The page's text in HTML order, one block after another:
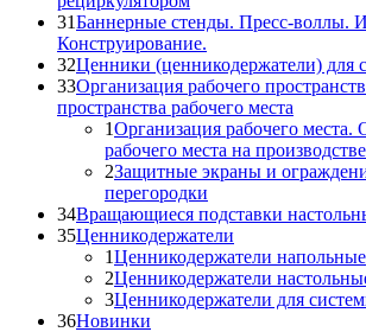
31Баннерные стенды. Пресс-воллы.
Конструирование.
32Ценники (ценникодержатели) для
33Организация рабочего
пространства рабочего места
1Организация рабочего места.
рабочего места на
2Защитные экраны и
перегородки
34Вращающиеся подставки
35Ценникодержатели
1Ценникодержатели напольные
2Ценникодержатели
3Ценникодержатели для
36Новинки